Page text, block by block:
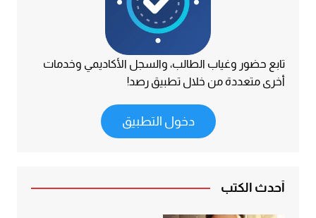
تابع حضور وغياب الطالب، والسجل الأكاديمي وخدمات
أخرى متعددة من خلال تطبيق رصد!
دخول التطبيق
أحدث الكتب